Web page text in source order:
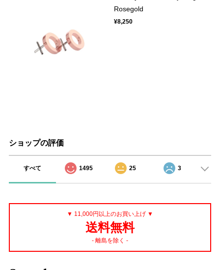
Rosegold
¥8,250
ショップの評価
すべて 1495 25 3
▼ 11,000円以上のお買い上げ ▼
送料無料
- 離島を除く -